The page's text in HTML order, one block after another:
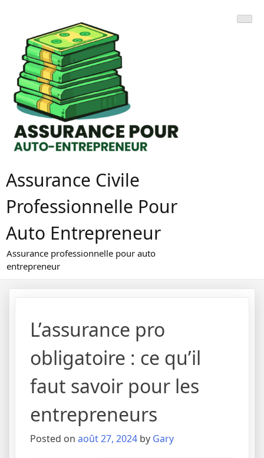
content
Assurance Civile
Professionnelle Pour
Auto Entrepreneur
Assurance professionnelle pour auto
entrepreneur
L’assurance pro
obligatoire : ce qu’il
faut savoir pour les
entrepreneurs
Posted on août 27, 2024 by Gary